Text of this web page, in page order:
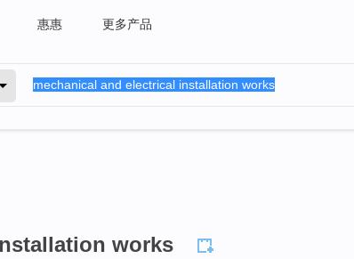
惠惠 更多产品
works